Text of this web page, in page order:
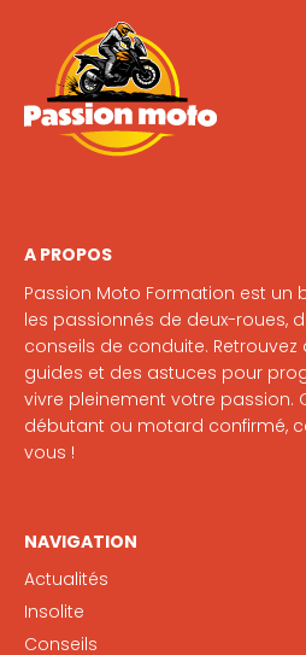
A PROPOS
Passion Moto Formation est un
les passionnés de deux-roues,
conseils de conduite. Retrouvez
guides et des astuces pour
vivre pleinement votre passion.
débutant ou motard confirmé,
vous !
NAVIGATION
Actualités
Insolite
Conseils